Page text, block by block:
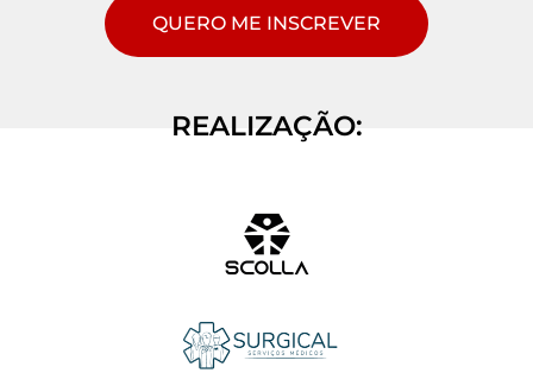
QUERO ME INSCREVER
REALIZAÇÃO: